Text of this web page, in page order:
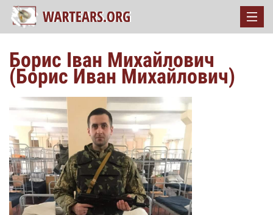
Борис Іван Михайлович
(Борис Иван Михайлович)